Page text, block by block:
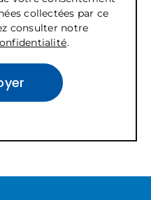
collectées par ce
consulter notre
.